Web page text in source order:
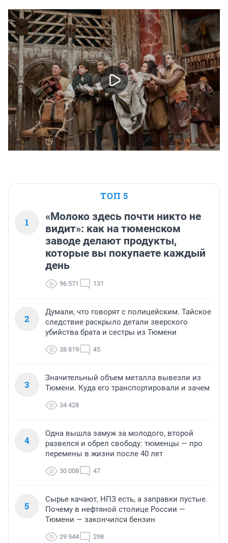
ТОП 5
1
«Молоко здесь почти никто не
видит»: как на тюменском
заводе делают продукты,
которые вы покупаете каждый
день
96 571 131
2
Думали, что говорят с полицейским. Тайское
следствие раскрыло детали зверского
убийства брата и сестры из Тюмени
38 819 45
3
Значительный объем металла вывезли из
Тюмени. Куда его транспортировали и зачем
34 428
4
Одна вышла замуж за молодого, второй
развелся и обрел свободу: тюменцы — про
перемены в жизни после 40 лет
30 008 47
5
Сырье качают, НПЗ есть, а заправки пустые.
Почему в нефтяной столице России —
Тюмени — закончился бензин
29 944 298